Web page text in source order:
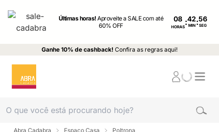
Últimas horas!Aproveite a SALE com até
60% OFF
08
HORAS: MIN : SEG
Ganhe 10% de cashback! Confira as regras aqui!
Abra Cadabra Espaço Casa Poltrona